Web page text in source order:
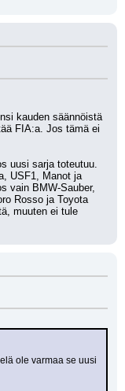
kauden säännöistä
FIA:a. Jos tämä ei
uusi sarja toteutuu.
USF1, Manot ja
vain BMW-Sauber,
Rosso ja Toyota
muuten ei tule
ole varmaa se uusi